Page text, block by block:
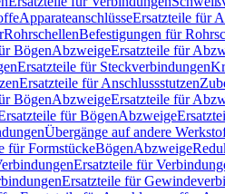
ApparateanschlüsseErsatzteile für
RohrschellenBefestigungen für
BögenAbzweigeErsatzteile für
Ersatzteile für Steckverbindungen
Ersatzteile für Anschlussstutzen
BögenAbzweigeErsatzteile für
für BögenAbzweige
Übergänge auf andere
für FormstückeBögenAbzweige
Ersatzteile für
Ersatzteile für